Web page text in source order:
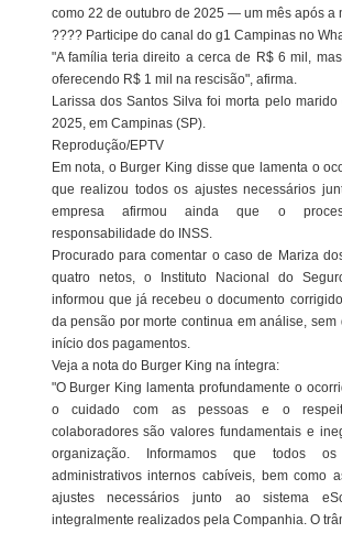
como 22 de outubro de 2025 — um mês após a
???? Participe do canal do g1 Campinas no
"A família teria direito a cerca de R$ 6 mil,
oferecendo R$ 1 mil na rescisão", afirma.
Larissa dos Santos Silva foi morta pelo
2025, em Campinas (SP).
Reprodução/EPTV
Em nota, o Burger King disse que lamenta o
que realizou todos os ajustes necessários
empresa afirmou ainda que o
responsabilidade do INSS.
Procurado para comentar o caso de Mariza
quatro netos, o Instituto Nacional do
informou que já recebeu o documento
da pensão por morte continua em análise, sem
início dos pagamentos.
Veja a nota do Burger King na íntegra:
"O Burger King lamenta profundamente o
o cuidado com as pessoas e o
colaboradores são valores fundamentais e
organização. Informamos que todos os
administrativos internos cabíveis, bem como
ajustes necessários junto ao sistema
integralmente realizados pela Companhia. O